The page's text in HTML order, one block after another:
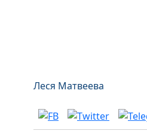
Леся Матвеева